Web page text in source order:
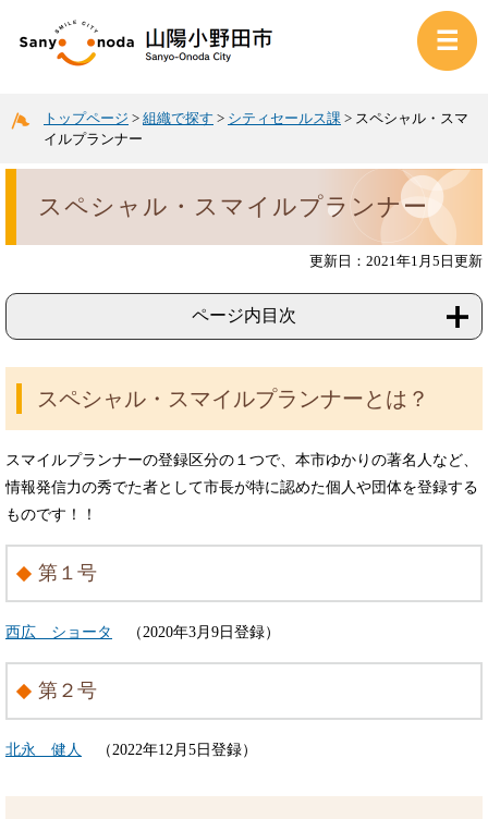
トップページ > 組織で探す > シティセールス課 > スペシャル・スマ
イルプランナー
スペシャル・スマイルプランナー
更新日：2021年1月5日更新
ページ内目次
スペシャル・スマイルプランナーとは？
スマイルプランナーの登録区分の１つで、本市ゆかりの著名人など、
情報発信力の秀でた者として市長が特に認めた個人や団体を登録する
ものです！！
第１号
西広 ショータ （2020年3月9日登録）
第２号
北永 健人 （2022年12月5日登録）